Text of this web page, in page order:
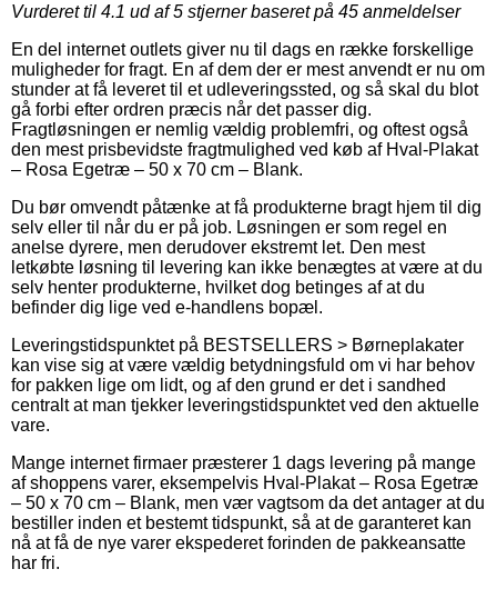
Vurderet til 4.1 ud af 5 stjerner baseret på 45 anmeldelser
En del internet outlets giver nu til dags en række forskellige
muligheder for fragt. En af dem der er mest anvendt er nu om
stunder at få leveret til et udleveringssted, og så skal du blot
gå forbi efter ordren præcis når det passer dig.
Fragtløsningen er nemlig vældig problemfri, og oftest også
den mest prisbevidste fragtmulighed ved køb af Hval-Plakat
– Rosa Egetræ – 50 x 70 cm – Blank.
Du bør omvendt påtænke at få produkterne bragt hjem til dig
selv eller til når du er på job. Løsningen er som regel en
anelse dyrere, men derudover ekstremt let. Den mest
letkøbte løsning til levering kan ikke benægtes at være at du
selv henter produkterne, hvilket dog betinges af at du
befinder dig lige ved e-handlens bopæl.
Leveringstidspunktet på BESTSELLERS > Børneplakater
kan vise sig at være vældig betydningsfuld om vi har behov
for pakken lige om lidt, og af den grund er det i sandhed
centralt at man tjekker leveringstidspunktet ved den aktuelle
vare.
Mange internet firmaer præsterer 1 dags levering på mange
af shoppens varer, eksempelvis Hval-Plakat – Rosa Egetræ
– 50 x 70 cm – Blank, men vær vagtsom da det antager at du
bestiller inden et bestemt tidspunkt, så at de garanteret kan
nå at få de nye varer ekspederet forinden de pakkeansatte
har fri.